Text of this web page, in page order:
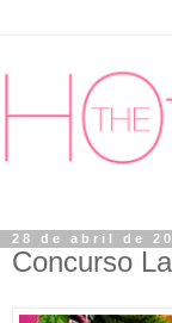
28 de abril de
Concurso